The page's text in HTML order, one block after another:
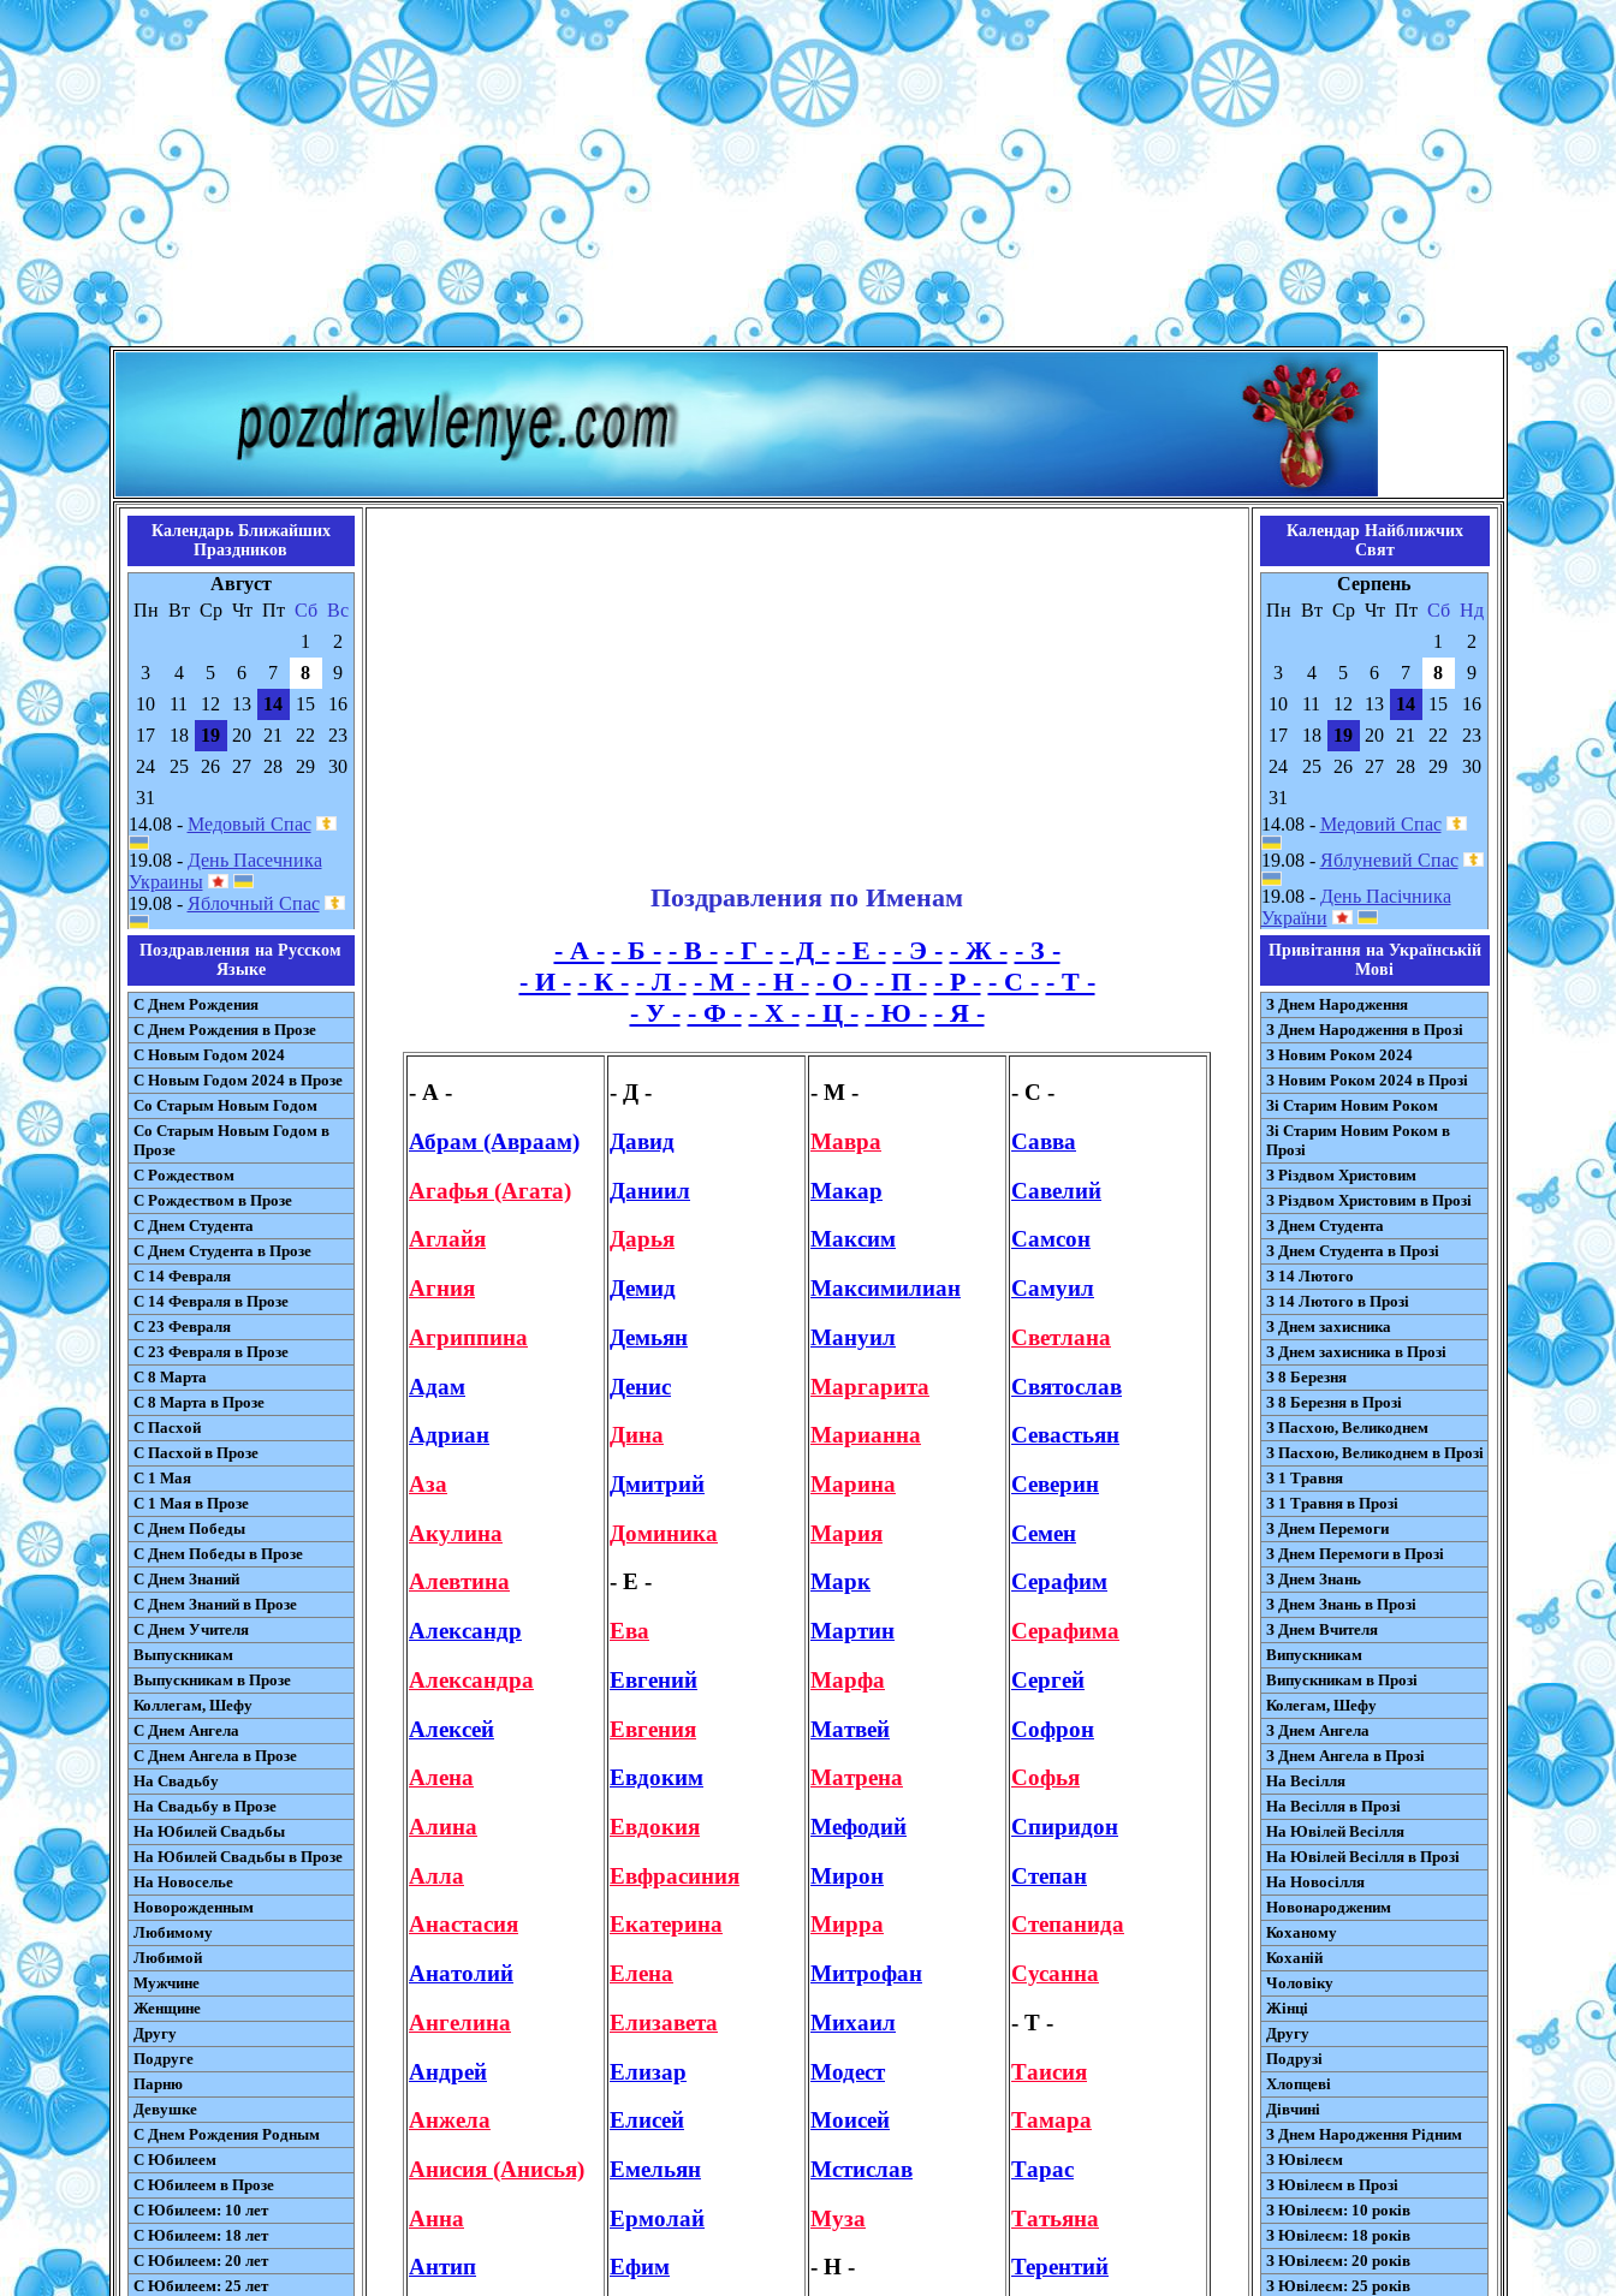
Календарь Ближайших
Праздников
Август
Пн Вт Ср Чт Пт Сб Вс
1
2
3
4 5 6 7 8
9
10
11 12 13 14 15
16
17
18 19 20 21 22
23
24
25 26 27 28 29
30
31
14.08 - Медовый Спас
19.08 - День Пасечника
Украины
19.08 - Яблочный Спас
Поздравления на Русском
Языке
С Днем Рождения
С Днем Рождения в Прозе
С Новым Годом 2024
С Новым Годом 2024 в Прозе
Со Старым Новым Годом
Со Старым Новым Годом в
Прозе
С Рождеством
С Рождеством в Прозе
С Днем Студента
С Днем Студента в Прозе
С 14 Февраля
С 14 Февраля в Прозе
С 23 Февраля
С 23 Февраля в Прозе
С 8 Марта
С 8 Марта в Прозе
С Пасхой
С Пасхой в Прозе
С 1 Мая
С 1 Мая в Прозе
С Днем Победы
С Днем Победы в Прозе
С Днем Знаний
С Днем Знаний в Прозе
С Днем Учителя
Выпускникам
Выпускникам в Прозе
Коллегам, Шефу
С Днем Ангела
С Днем Ангела в Прозе
На Свадьбу
На Свадьбу в Прозе
На Юбилей Свадьбы
На Юбилей Свадьбы в Прозе
На Новоселье
Новорожденным
Любимому
Любимой
Мужчине
Женщине
Другу
Подруге
Парню
Девушке
С Днем Рождения Родным
С Юбилеем
С Юбилеем в Прозе
С Юбилеем: 10 лет
С Юбилеем: 18 лет
С Юбилеем: 20 лет
С Юбилеем: 25 лет
Поздравления по Именам
- А - - Б - - В - - Г - - Д - - Е - - Э - - Ж - - З -
- И - - К - - Л - - М - - Н - - О - - П - - Р - - С - - Т -
- У - - Ф - - Х - - Ц - - Ю - - Я -
- А -
Абрам (Авраам)
Агафья (Агата)
Аглайя
Агния
Агриппина
Адам
Адриан
Аза
Акулина
Алевтина
Александр
Александра
Алексей
Алена
Алина
Алла
Анастасия
Анатолий
Ангелина
Андрей
Анжела
Анисия (Анисья)
Анна
Антип
- Д -
Давид
Даниил
Дарья
Демид
Демьян
Денис
Дина
Дмитрий
Доминика
- Е -
Ева
Евгений
Евгения
Евдоким
Евдокия
Евфрасиния
Екатерина
Елена
Елизавета
Елизар
Елисей
Емельян
Ермолай
Ефим
- М -
Мавра
Макар
Максим
Максимилиан
Мануил
Маргарита
Марианна
Марина
Мария
Марк
Мартин
Марфа
Матвей
Матрена
Мефодий
Мирон
Мирра
Митрофан
Михаил
Модест
Моисей
Мстислав
Муза
- Н -
- С -
Савва
Савелий
Самсон
Самуил
Светлана
Святослав
Севастьян
Северин
Семен
Серафим
Серафима
Сергей
Софрон
Софья
Спиридон
Степан
Степанида
Сусанна
- Т -
Таисия
Тамара
Тарас
Татьяна
Терентий
Календар Найближчих
Свят
Серпень
Пн Вт Ср Чт Пт Сб Нд
1
2
3
4 5 6 7 8
9
10
11 12 13 14 15
16
17
18 19 20 21 22
23
24
25 26 27 28 29
30
31
14.08 - Медовий Спас
19.08 - Яблуневий Спас
19.08 - День Пасічника
України
Привітання на Українській
Мові
З Днем Народження
З Днем Народження в Прозі
З Новим Роком 2024
З Новим Роком 2024 в Прозі
Зі Старим Новим Роком
Зі Старим Новим Роком в
Прозі
З Різдвом Христовим
З Різдвом Христовим в Прозі
З Днем Студента
З Днем Студента в Прозі
З 14 Лютого
З 14 Лютого в Прозі
З Днем захисника
З Днем захисника в Прозі
З 8 Березня
З 8 Березня в Прозі
З Пасхою, Великоднем
З Пасхою, Великоднем в Прозі
З 1 Травня
З 1 Травня в Прозі
З Днем Перемоги
З Днем Перемоги в Прозі
З Днем Знань
З Днем Знань в Прозі
З Днем Вчителя
Випускникам
Випускникам в Прозі
Колегам, Шефу
З Днем Ангела
З Днем Ангела в Прозі
На Весілля
На Весілля в Прозі
На Ювілей Весілля
На Ювілей Весілля в Прозі
На Новосілля
Новонародженим
Коханому
Коханій
Чоловіку
Жінці
Другу
Подрузі
Хлопцеві
Дівчині
З Днем Народження Рідним
З Ювілеєм
З Ювілеєм в Прозі
З Ювілеєм: 10 років
З Ювілеєм: 18 років
З Ювілеєм: 20 років
З Ювілеєм: 25 років